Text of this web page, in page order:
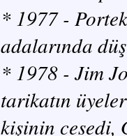
* 1977 -
adalarında
* 1978 - Jim
tarikatın
kişinin cesedi,